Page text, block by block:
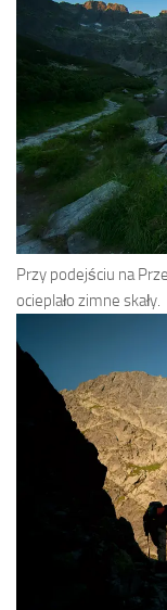
Przy podejściu na
ocieplało zimne skały.